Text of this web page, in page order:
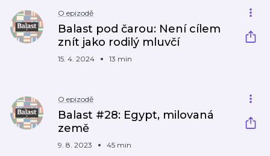
O epizodě
Balast pod čarou: Není cílem
znít jako rodilý mluvčí
15. 4. 2024 13 min
O epizodě
Balast #28: Egypt, milovaná
země
9. 8. 2023 45 min